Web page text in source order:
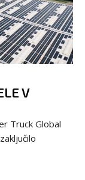
V
Truck Global